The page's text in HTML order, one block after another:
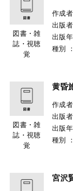
図書・雑
誌・視聴
覚
作成者
出版者
出版年
種別
：
図書・雑
誌・視聴
覚
黄昏
作成者
出版者
出版年
種別
：
宮沢